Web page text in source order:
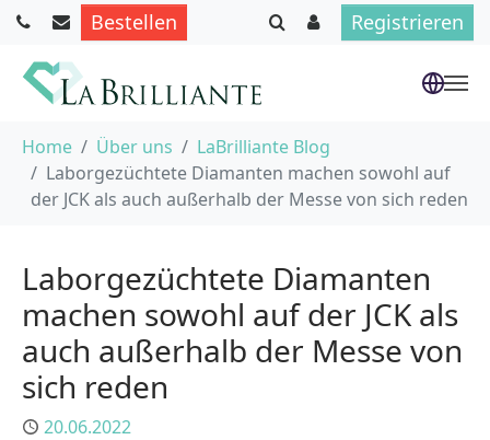
Skip to main content
Bestellen Registrieren
You are here:
Home Über uns
LaBrilliante Blog
Laborgezüchtete Diamanten machen sowohl auf
der JCK als auch außerhalb der Messe von sich reden
Laborgezüchtete Diamanten
machen sowohl auf der JCK als
auch außerhalb der Messe von
sich reden
Published
20.06.2022